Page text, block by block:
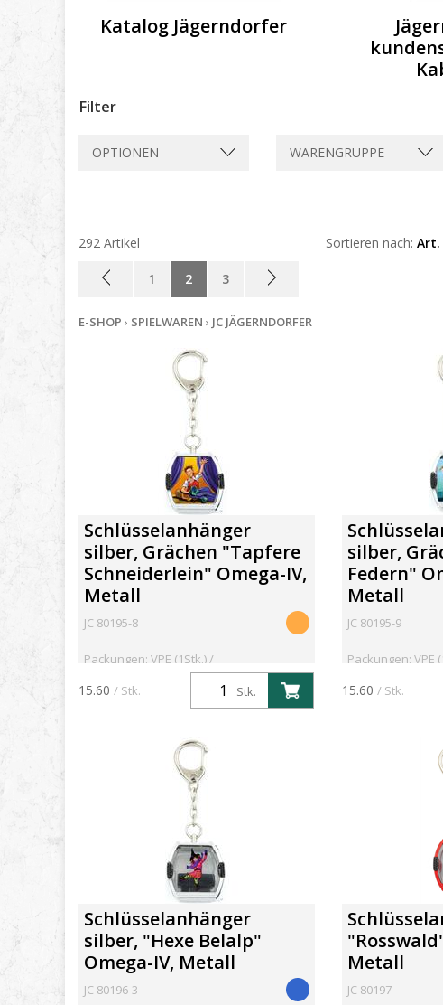
Katalog Jägerndorfer
Filter
OPTIONEN WARENGRUPPE
Sortieren nach: Art.
292 Artikel
1 2 3
E-SHOP › SPIELWAREN › JC JÄGERNDORFER
Schlüsselanhänger
silber, Grächen "Tapfere
Schneiderlein" Omega-IV,
Metall
JC 80195-8
Packungen: VPE (1Stk.) /
Stk.
15.60 / Stk.
silber,
Federn"
Metall
JC 80195-9
Packungen: VPE
15.60 / Stk.
Schlüsselanhänger
silber, "Hexe Belalp"
Omega-IV, Metall
JC 80196-3
Metall
JC 80197